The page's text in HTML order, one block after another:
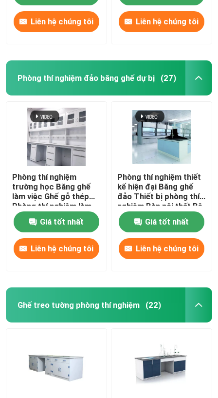
Liên hệ chúng tôi Liên hệ chúng tôi
Phòng thí nghiệm đảo băng ghế dự bị (27)
Phòng thí nghiệm
trường học Băng ghế
làm việc Ghế gỗ thép
Phòng thí nghiệm làm
việc với tủ lưu trữ
Giá tốt nhất
Liên hệ chúng tôi
Phòng thí nghiệm thiết
kế hiện đại Băng ghế
đảo Thiết bị phòng thí
nghiệm Bàn nội thất Bệ
Giá tốt nhất
Liên hệ chúng tôi
Ghế treo tường phòng thí nghiệm (22)